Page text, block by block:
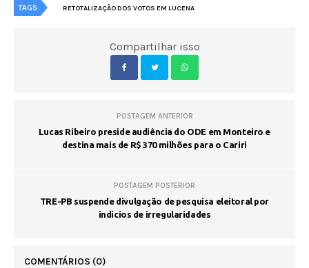
TAGS RETOTALIZAÇÃO DOS VOTOS EM LUCENA
Compartilhar isso
POSTAGEM ANTERIOR
Lucas Ribeiro preside audiência do ODE em Monteiro e
destina mais de R$ 370 milhões para o Cariri
POSTAGEM POSTERIOR
TRE-PB suspende divulgação de pesquisa eleitoral por
indícios de irregularidades
COMENTÁRIOS (0)